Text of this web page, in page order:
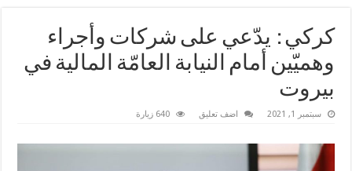
كركي : يدّعي على شركات وأجراء
وهميّين أمام النيابة العامّة المالية في
بيروت
سبتمبر 1, 2021 اضف تعليق 640 زيارة